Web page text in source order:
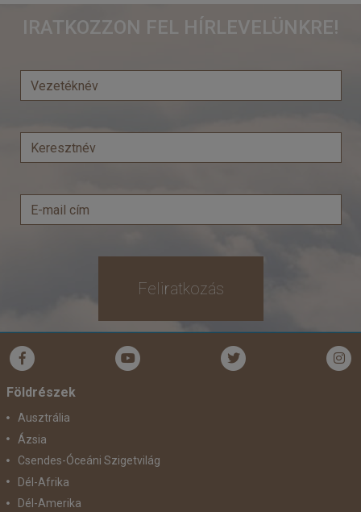
IRATKOZZON FEL HÍRLEVELÜNKRE!
Feliratkozás
Földrészek
Ausztrália
Ázsia
Csendes-Óceáni Szigetvilág
Dél-Afrika
Dél-Amerika